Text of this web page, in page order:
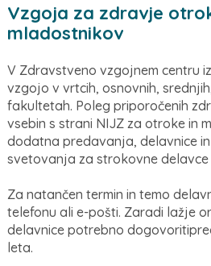
Vzgoja za zdravje
mladostnikov
V Zdravstveno vzgojnem centru
vzgojo v vrtcih, osnovnih,
fakultetah. Poleg priporočenih
vsebin s strani NIJZ za otroke in
dodatna predavanja, delavnice
svetovanja za strokovne delavce
Za natančen termin in temo
telefonu ali e-pošti. Zaradi lažje
delavnice potrebno
leta.